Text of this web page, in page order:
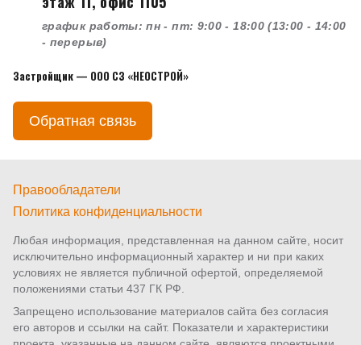
график работы: пн - пт: 9:00 - 18:00 (13:00 - 14:00
- перерыв)
Застройщик — ООО СЗ «НЕОСТРОЙ»
Обратная связь
Правообладатели
Политика конфиденциальности
Любая информация, представленная на данном сайте, носит
исключительно информационный характер и ни при каких
условиях не является публичной офертой, определяемой
положениями статьи 437 ГК РФ.
Запрещено использование материалов сайта без согласия
его авторов и ссылки на сайт. Показатели и характеристики